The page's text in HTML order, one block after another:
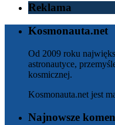
Reklama
Kosmonauta.net
Od 2009 roku
astronautyce,
kosmicznej.
Kosmonauta.net jest
Najnowsze